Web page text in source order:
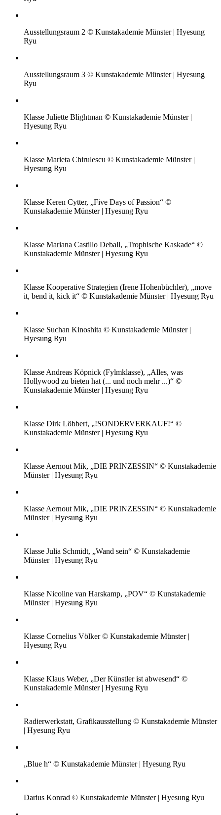
Ausstellungsraum 2 © Kunstakademie Münster | Hyesung
Ryu
Ausstellungsraum 3 © Kunstakademie Münster | Hyesung
Ryu
Klasse Juliette Blightman © Kunstakademie Münster |
Hyesung Ryu
Klasse Marieta Chirulescu © Kunstakademie Münster |
Hyesung Ryu
Klasse Keren Cytter, „Five Days of Passion“ ©
Kunstakademie Münster | Hyesung Ryu
Klasse Mariana Castillo Deball, „Trophische Kaskade“ ©
Kunstakademie Münster | Hyesung Ryu
Klasse Kooperative Strategien (Irene Hohenbüchler), „move
it, bend it, kick it“ © Kunstakademie Münster | Hyesung Ryu
Klasse Suchan Kinoshita © Kunstakademie Münster |
Hyesung Ryu
Klasse Andreas Köpnick (Fylmklasse), „Alles, was
Hollywood zu bieten hat (... und noch mehr ...)“ ©
Kunstakademie Münster | Hyesung Ryu
Klasse Dirk Löbbert, „!SONDERVERKAUF!“ ©
Kunstakademie Münster | Hyesung Ryu
Klasse Aernout Mik, „DIE PRINZESSIN“ © Kunstakademie
Münster | Hyesung Ryu
Klasse Aernout Mik, „DIE PRINZESSIN“ © Kunstakademie
Münster | Hyesung Ryu
Klasse Julia Schmidt, „Wand sein“ © Kunstakademie
Münster | Hyesung Ryu
Klasse Nicoline van Harskamp, „POV“ © Kunstakademie
Münster | Hyesung Ryu
Klasse Cornelius Völker © Kunstakademie Münster |
Hyesung Ryu
Klasse Klaus Weber, „Der Künstler ist abwesend“ ©
Kunstakademie Münster | Hyesung Ryu
Radierwerkstatt, Grafikausstellung © Kunstakademie Münster
| Hyesung Ryu
„Blue h“ © Kunstakademie Münster | Hyesung Ryu
Darius Konrad © Kunstakademie Münster | Hyesung Ryu